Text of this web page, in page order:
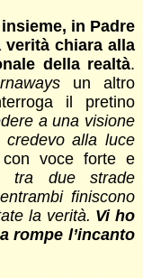
in Padre
chiara alla
della realtà.
un altro
il pretino
a una visione
credevo alla luce
voce forte e
tra due strade
finiscono
la verità. Vi ho
rompe l’incanto